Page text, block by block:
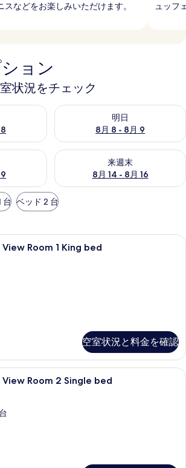
スなどをお楽しみいただけます。
ュッフ
ョン
状況をチェック
室状況をチェック
明日
8月 8 - 8月 9
明日 8月 8 - 8月 9 の空室状況
空室状況をチェック
来週末
8月 14 - 8月 16
来週末 8月 14 - 8月 16 の空室
台 ベッド 2 台
低刺激性寝具、ミニバー、セーフテ
Room 1 King bed
空室状況と料金を確認
低刺激性寝具、ミニバー、セーフテ
Room 2 Single bed